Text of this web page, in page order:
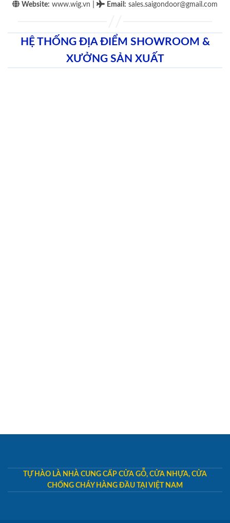
Website: www.wig.vn Email : sales.saigondoor@gmail.com
HỆ THỐNG ĐỊA ĐIỂM SHOWROOM &
XƯỞNG SẢN XUẤT
TỰ HÀO LÀ NHÀ CUNG CẤP CỬA GỖ, CỬA NHỰA, CỬA
CHỐNG CHÁY HÀNG ĐẦU TẠI VIỆT NAM